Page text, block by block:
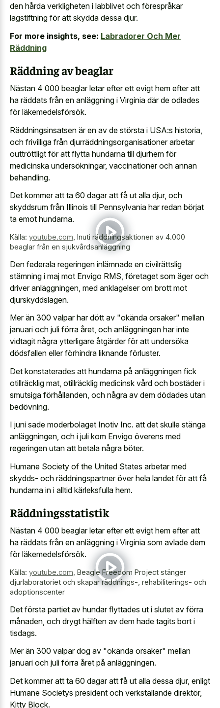
den hårda verkligheten i labblivet och förespråkar
lagstiftning för att skydda dessa djur.
For more insights, see: Labradorer Och Mer
Räddning
Räddning av beaglar
Nästan 4 000 beaglar letar efter ett evigt hem efter att
ha räddats från en anläggning i Virginia där de odlades
för läkemedelsförsök.
Räddningsinsatsen är en av de största i USA:s historia,
och frivilliga från djurräddningsorganisationer arbetar
outtröttligt för att flytta hundarna till djurhem för
medicinska undersökningar, vaccinationer och annan
behandling.
Det kommer att ta 60 dagar att få ut alla djur, och
skyddsrum från Illinois till Pennsylvania har redan börjat
ta emot hundarna.
Källa: youtube.com Inuti räddningsaktionen av 4.000
beaglar från en sjukvårdsanläggning
Den federala regeringen inlämnade en civilrättslig
stämning i maj mot Envigo RMS, företaget som äger och
driver anläggningen, med anklagelser om brott mot
djurskyddslagen.
Mer än 300 valpar har dött av "okända orsaker" mellan
januari och juli förra året, och anläggningen har inte
vidtagit några ytterligare åtgärder för att undersöka
dödsfallen eller förhindra liknande förluster.
Det konstaterades att hundarna på anläggningen fick
otillräcklig mat, otillräcklig medicinsk vård och bostäder i
smutsiga förhållanden, och några av dem dödades utan
bedövning.
I juni sade moderbolaget Inotiv Inc. att det skulle stänga
anläggningen, och i juli kom Envigo överens med
regeringen utan att betala några böter.
Humane Society of the United States arbetar med
skydds- och räddningspartner över hela landet för att få
hundarna in i alltid kärleksfulla hem.
Räddningsstatistik
Nästan 4 000 beaglar letar efter ett evigt hem efter att
ha räddats från en anläggning i Virginia som avlade dem
för läkemedelsförsök.
Källa: youtube.com Beagle Freedom Project stänger
djurlaboratoriet och skapar räddnings-, rehabiliterings- och
adoptionscenter
Det första partiet av hundar flyttades ut i slutet av förra
månaden, och drygt hälften av dem hade tagits bort i
tisdags.
Mer än 300 valpar dog av "okända orsaker" mellan
januari och juli förra året på anläggningen.
Det kommer att ta 60 dagar att få ut alla dessa djur, enligt
Humane Societys president och verkställande direktör,
Kitty Block.